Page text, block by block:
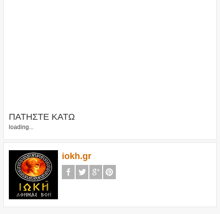
ΠΑΤΗΣΤΕ ΚΑΤΩ
loading...
iokh.gr